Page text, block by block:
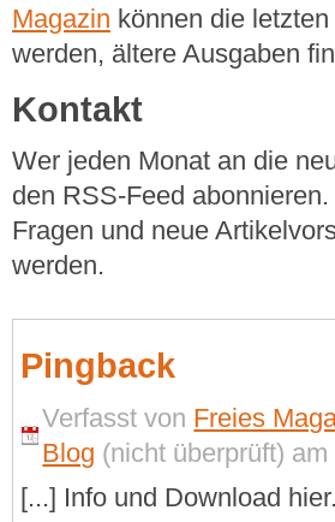
Magazin können die
werden, ältere Ausgaben
Kontakt
Wer jeden Monat an die
den RSS-Feed
Fragen und neue
werden.
Pingback
Verfasst von Freies
Blog (nicht überprüft)
[...] Info und Download